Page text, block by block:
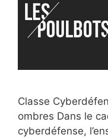
Classe
ombres Dans le
cyberdéfense,